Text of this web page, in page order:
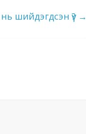
шийдэгдсэн үү? →